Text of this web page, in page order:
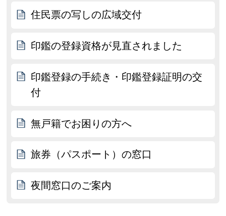
住民票の写しの広域交付
印鑑の登録資格が見直されました
印鑑登録の手続き・印鑑登録証明の交
付
無戸籍でお困りの方へ
旅券（パスポート）の窓口
夜間窓口のご案内